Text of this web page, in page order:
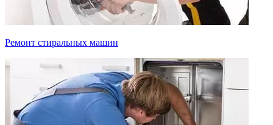
Ремонт стиральных машин